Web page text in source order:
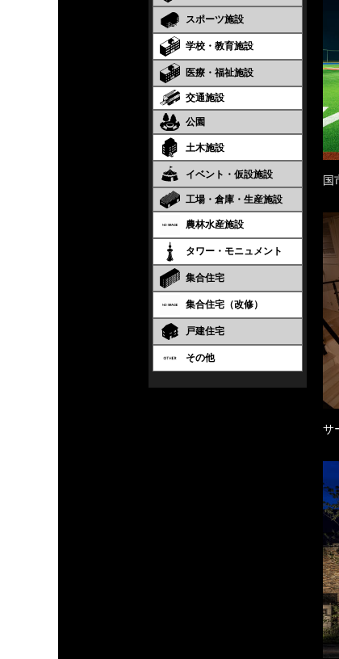
スポーツ施設
学校・教育施設
医療・福祉施設
交通施設
公園
土木施設
イベント・仮設施設
工場・倉庫・生産施設
農林水産施設
タワー・モニュメント
集合住宅
集合住宅（改修）
戸建住宅
その他
国
サ